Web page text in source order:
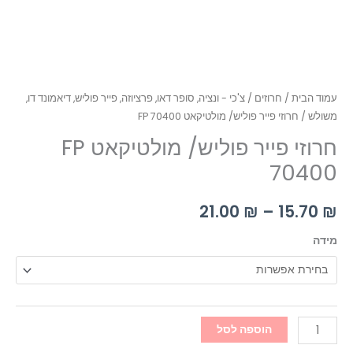
עמוד הבית / חרוזים / צ'כי - ונציה, סופר דאו, פרציוזה, פייר פוליש, דיאמונד דו,
משולש / חרוזי פייר פוליש/ מולטיקאט FP 70400
חרוזי פייר פוליש/ מולטיקאט FP
70400
15.70 ₪
–
21.00 ₪
מידה
הוספה לסל